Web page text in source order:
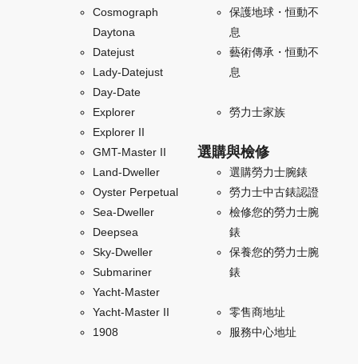
Cosmograph
Daytona
Datejust
Lady-Datejust
Day-Date
Explorer
Explorer II
GMT-Master II
Land-Dweller
Oyster Perpetual
Sea-Dweller
Deepsea
Sky-Dweller
Submariner
Yacht-Master
Yacht-Master II
1908
保護地球・恒動不
息
藝術傳承・恒動不
息
勞力士家族
選購與檢修
選購勞力士腕錶
勞力士中古錶認證
檢修您的勞力士腕
錶
保養您的勞力士腕
錶
零售商地址
服務中心地址